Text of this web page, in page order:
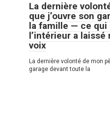
La dernière
que j’ouvre son
la famille — ce qui
l’intérieur a laissé
voix
La dernière volonté de mon
garage devant toute la